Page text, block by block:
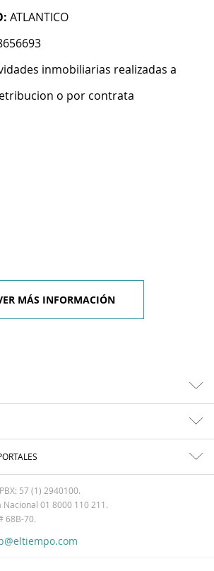
ATLANTICO
inmobiliarias realizadas a
o por contrata
MÁS INFORMACIÓN
57 (1) 2940100.
01 8000 110 211.
68B-70.